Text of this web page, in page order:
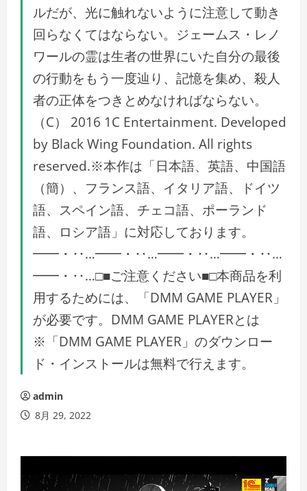
ルだが、光に触れないように注意して動き
回らなくてはならない。ジェームス・レノ
ワールの霊は生者の世界にいた自分の最後
の行動をもう一度辿り、記憶を集め、殺人
者の正体をつきとめなければならない。
（C） 2016 1C Entertainment. Developed
by Black Wing Foundation. All rights
reserved.※本作は「日本語、英語、中国語
（簡）、フランス語、イタリア語、ドイツ
語、スペイン語、チェコ語、ポーランド
語、ロシア語」に対応しております。
━━・‥…━━・‥…━━・‥…━━・‥…
━━・‥…□■ご注意ください■□本商品を利
用するためには、「DMM GAME PLAYER」
が必要です。DMM GAME PLAYERとは
※「DMM GAME PLAYER」のダウンロー
ド・インストールは無料で行えます。
admin
8月 29, 2022